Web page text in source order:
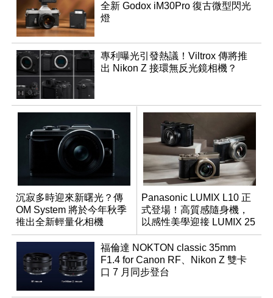
全新 Godox iM30Pro 復古微型閃光
燈
專利曝光引發熱議！Viltrox 傳將推
出 Nikon Z 接環無反光鏡相機？
沉寂多時迎來新曙光？傳
OM System 將於今年秋季
推出全新輕量化相機
Panasonic LUMIX L10 正
式登場！高質感隨身機，
以感性美學迎接 LUMIX 25
週年
福倫達 NOKTON classic 35mm
F1.4 for Canon RF、Nikon Z 雙卡
口 7 月同步登台